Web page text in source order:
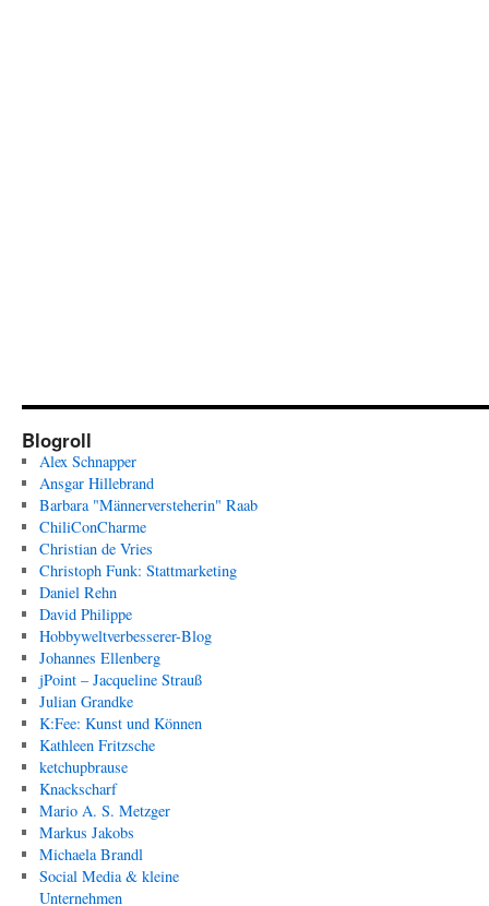
Blogroll
Alex Schnapper
Ansgar Hillebrand
Barbara "Männerversteherin" Raab
ChiliConCharme
Christian de Vries
Christoph Funk: Stattmarketing
Daniel Rehn
David Philippe
Hobbyweltverbesserer-Blog
Johannes Ellenberg
jPoint – Jacqueline Strauß
Julian Grandke
K:Fee: Kunst und Können
Kathleen Fritzsche
ketchupbrause
Knackscharf
Mario A. S. Metzger
Markus Jakobs
Michaela Brandl
Social Media & kleine
Unternehmen